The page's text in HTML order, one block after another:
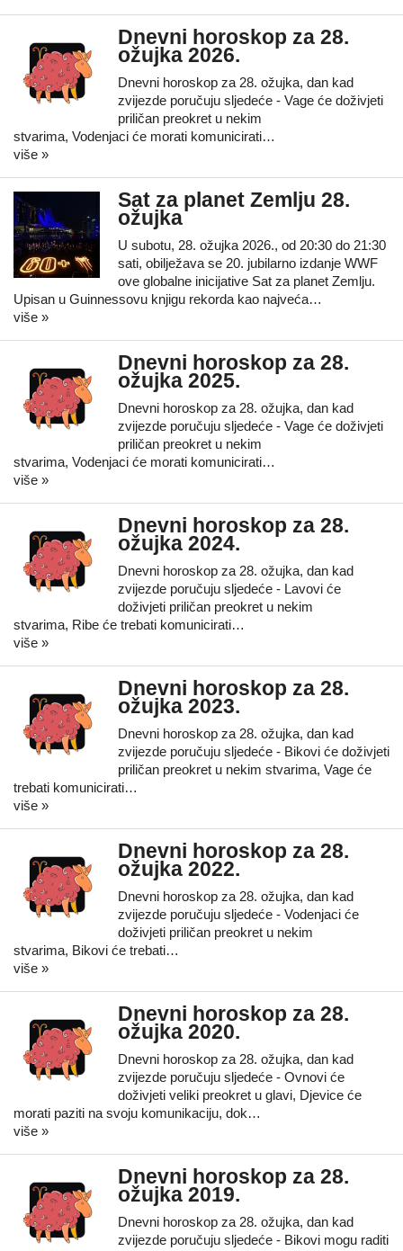
Dnevni horoskop za 28.
ožujka 2026.
Dnevni horoskop za 28. ožujka, dan kad
zvijezde poručuju sljedeće - Vage će doživjeti
priličan preokret u nekim
stvarima, Vodenjaci će morati komunicirati…
više »
Sat za planet Zemlju 28.
ožujka
U subotu, 28. ožujka 2026., od 20:30 do 21:30
sati, obilježava se 20. jubilarno izdanje WWF
ove globalne inicijative Sat za planet Zemlju.
Upisan u Guinnessovu knjigu rekorda kao najveća…
više »
Dnevni horoskop za 28.
ožujka 2025.
Dnevni horoskop za 28. ožujka, dan kad
zvijezde poručuju sljedeće - Vage će doživjeti
priličan preokret u nekim
stvarima, Vodenjaci će morati komunicirati…
više »
Dnevni horoskop za 28.
ožujka 2024.
Dnevni horoskop za 28. ožujka, dan kad
zvijezde poručuju sljedeće - Lavovi će
doživjeti priličan preokret u nekim
stvarima, Ribe će trebati komunicirati…
više »
Dnevni horoskop za 28.
ožujka 2023.
Dnevni horoskop za 28. ožujka, dan kad
zvijezde poručuju sljedeće - Bikovi će doživjeti
priličan preokret u nekim stvarima, Vage će
trebati komunicirati…
više »
Dnevni horoskop za 28.
ožujka 2022.
Dnevni horoskop za 28. ožujka, dan kad
zvijezde poručuju sljedeće - Vodenjaci će
doživjeti priličan preokret u nekim
stvarima, Bikovi će trebati…
više »
Dnevni horoskop za 28.
ožujka 2020.
Dnevni horoskop za 28. ožujka, dan kad
zvijezde poručuju sljedeće - Ovnovi će
doživjeti veliki preokret u glavi, Djevice će
morati paziti na svoju komunikaciju, dok…
više »
Dnevni horoskop za 28.
ožujka 2019.
Dnevni horoskop za 28. ožujka, dan kad
zvijezde poručuju sljedeće - Bikovi mogu raditi